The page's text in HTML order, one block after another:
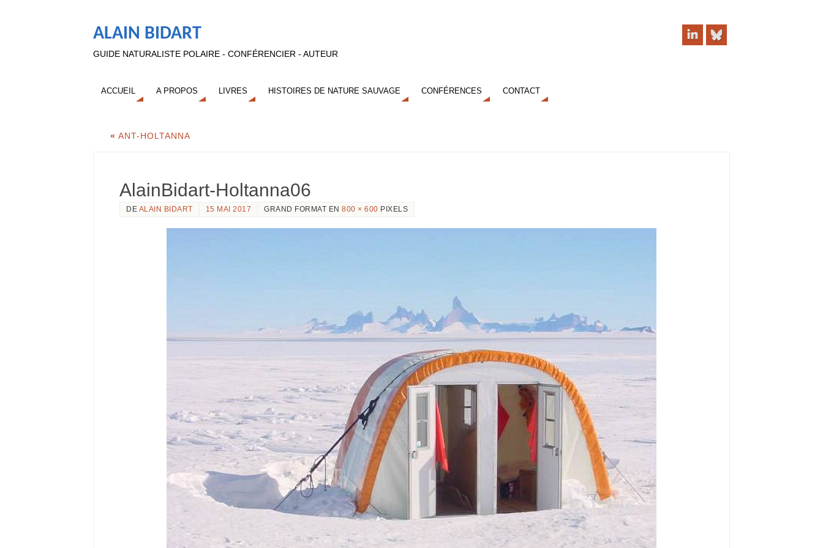
ALAIN BIDART
GUIDE NATURALISTE POLAIRE - CONFÉRENCIER - AUTEUR
ACCUEIL A PROPOS LIVRES HISTOIRES DE NATURE SAUVAGE CONFÉRENCES CONTACT
« ANT-HOLTANNA
AlainBidart-Holtanna06
DE ALAIN BIDART 15 MAI 2017 GRAND FORMAT EN 800 × 600 PIXELS